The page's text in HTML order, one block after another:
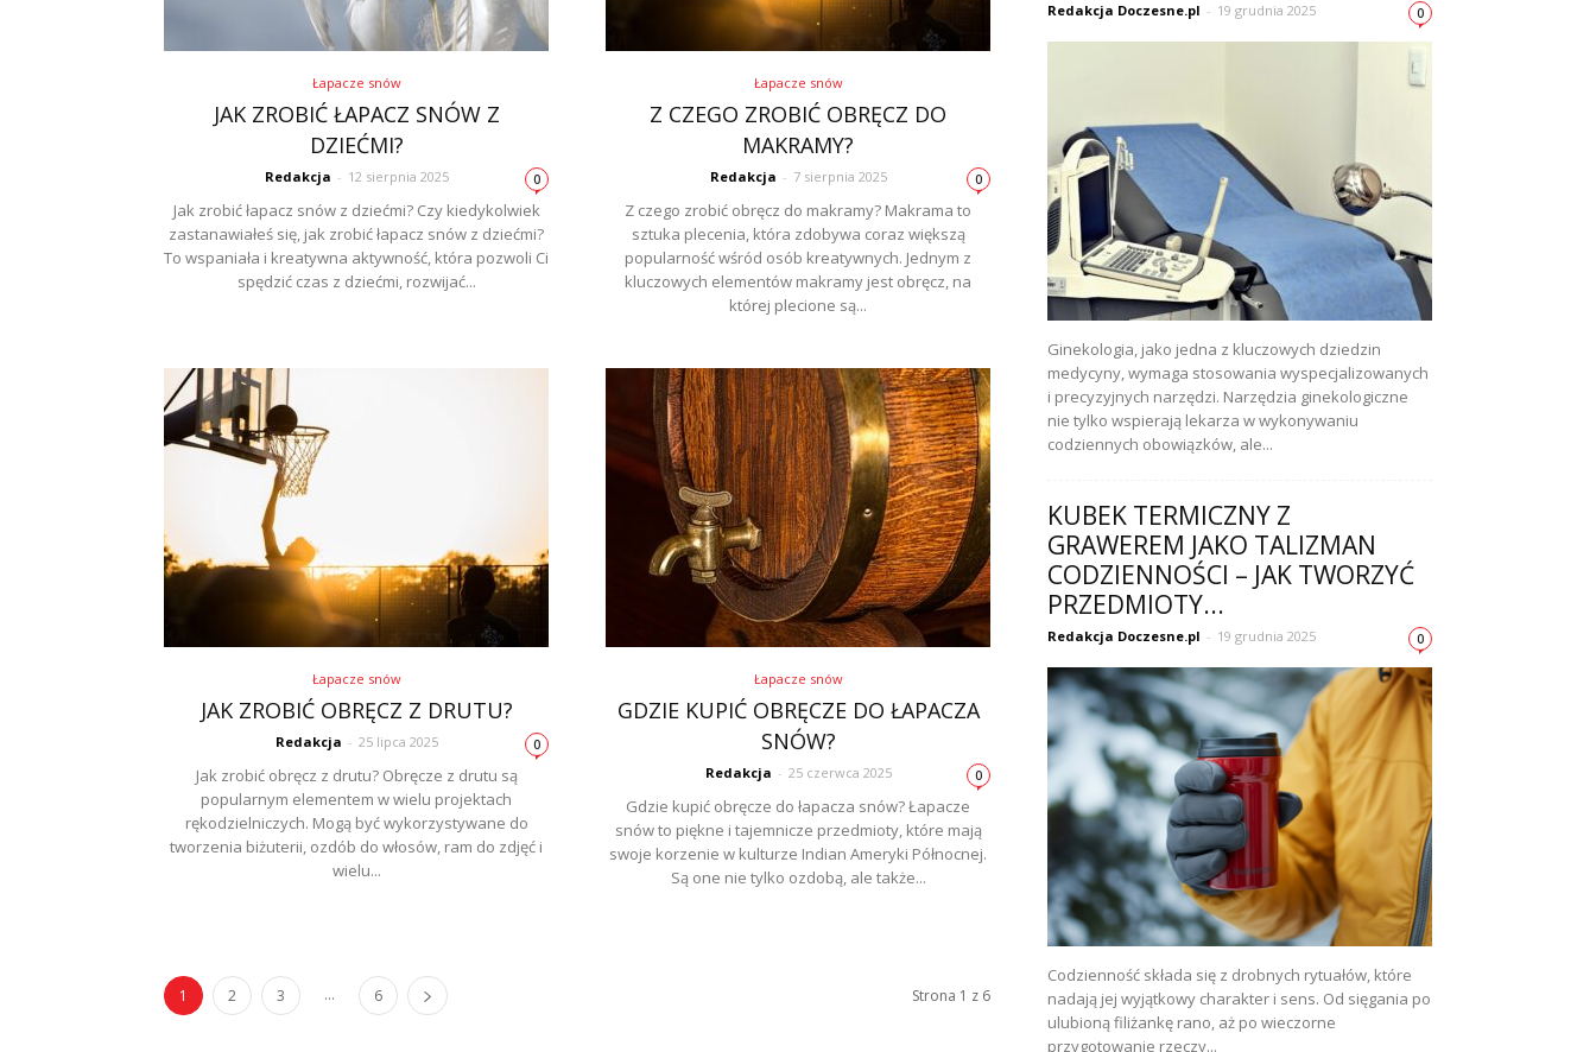
Łapacze snów
JAK ZROBIĆ ŁAPACZ SNÓW Z
DZIEĆMI?
Redakcja - 12 sierpnia 2025 0
Jak zrobić łapacz snów z dziećmi? Czy kiedykolwiek
zastanawiałeś się, jak zrobić łapacz snów z dziećmi?
To wspaniała i kreatywna aktywność, która pozwoli Ci
spędzić czas z dziećmi, rozwijać...
Łapacze snów
Z CZEGO ZROBIĆ OBRĘCZ DO
MAKRAMY?
Redakcja - 7 sierpnia 2025 0
Z czego zrobić obręcz do makramy? Makrama to
sztuka plecenia, która zdobywa coraz większą
popularność wśród osób kreatywnych. Jednym z
kluczowych elementów makramy jest obręcz, na
której plecione są...
Łapacze snów
JAK ZROBIĆ OBRĘCZ Z DRUTU?
Redakcja - 25 lipca 2025 0
Jak zrobić obręcz z drutu? Obręcze z drutu są
popularnym elementem w wielu projektach
rękodzielniczych. Mogą być wykorzystywane do
tworzenia biżuterii, ozdób do włosów, ram do zdjęć i
wielu...
Łapacze snów
GDZIE KUPIĆ OBRĘCZE DO ŁAPACZA
SNÓW?
Redakcja - 25 czerwca 2025 0
Gdzie kupić obręcze do łapacza snów? Łapacze
snów to piękne i tajemnicze przedmioty, które mają
swoje korzenie w kulturze Indian Ameryki Północnej.
Są one nie tylko ozdobą, ale także...
1 2 3 ... 6 Strona 1 z 6
Redakcja Doczesne.pl - 19 grudnia 2025 0
Ginekologia, jako jedna z kluczowych dziedzin
medycyny, wymaga stosowania wyspecjalizowanych
i precyzyjnych narzędzi. Narzędzia ginekologiczne
nie tylko wspierają lekarza w wykonywaniu
codziennych obowiązków, ale...
KUBEK TERMICZNY Z
GRAWEREM JAKO TALIZMAN
CODZIENNOŚCI – JAK TWORZYĆ
PRZEDMIOTY...
Redakcja Doczesne.pl - 19 grudnia 2025 0
Codzienność składa się z drobnych rytuałów, które
nadają jej wyjątkowy charakter i sens. Od sięgania po
ulubioną filiżankę rano, aż po wieczorne
przygotowanie rzeczy...